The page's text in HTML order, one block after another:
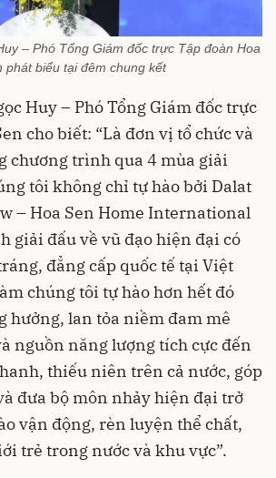
– Phó Tổng Giám đốc trực Tập đoàn Hoa
phát biểu tại đêm chung kết
Huy – Phó Tổng Giám đốc trực
cho biết: “Là đơn vị tổ chức và
chương trình qua 4 mùa giải
tôi không chỉ tự hào bởi Dalat
– Hoa Sen Home International
giải đấu về vũ đạo hiện đại có
đẳng cấp quốc tế tại Việt
chúng tôi tự hào hơn hết đó
hưởng, lan tỏa niềm đam mê
nguồn năng lượng tích cực đến
thiếu niên trên cả nước, góp
đưa bộ môn nhảy hiện đại trở
vận động, rèn luyện thể chất,
trẻ trong nước và khu vực”.